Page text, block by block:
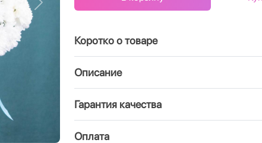
Вперед
Коротко о товаре
Описание
Гарантия качества
Оплата